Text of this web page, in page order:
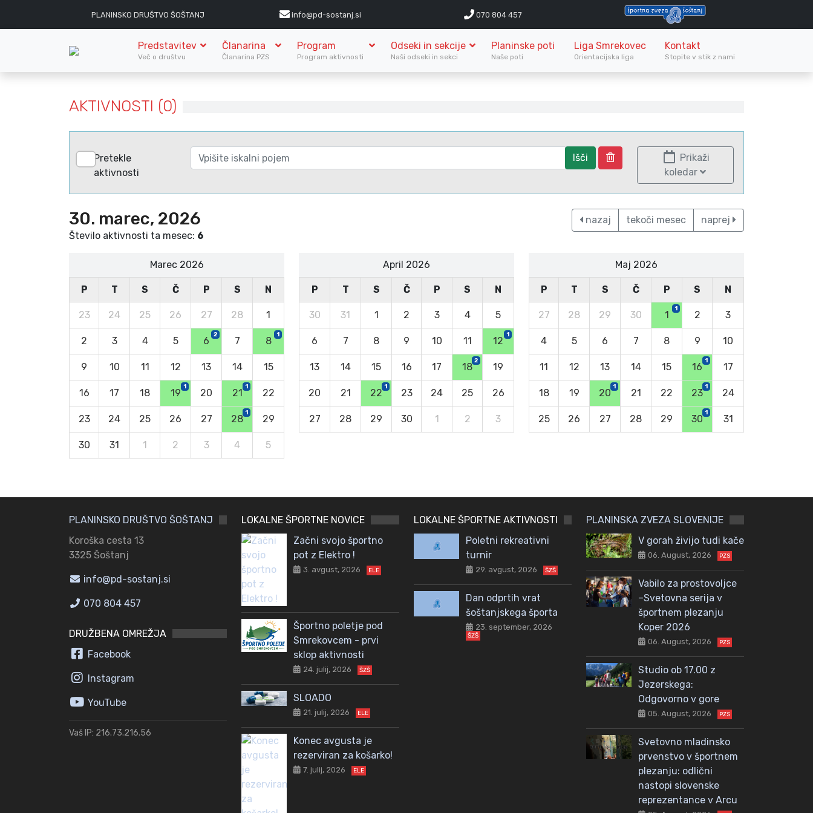
PLANINSKO DRUŠTVO ŠOŠTANJ info@pd-sostanj.si 070 804 457
Predstavitev
Več o društvu
Članarina
Članarina PZS
Program
Program aktivnosti
Odseki in sekcije
Naši odseki in sekci
Planinske poti
Naše poti
Liga Smrekovec
Orientacijska liga
Kontakt
Stopite v stik z nami
AKTIVNOSTI (0)
Pretekle
aktivnosti
Išči
Prikaži
koledar
30. marec, 2026
Število aktivnosti ta mesec: 6
nazaj tekoči mesec naprej
Marec 2026
P T S Č P S N
23 24 25 26 27 28 1
2 3 4 5 6
2
7 8
1
9 10 11 12 13 14 15
16 17 18 19
1
20 21
1
22
23 24 25 26 27 28
1
29
30 31 1 2 3 4 5
April 2026
P T S Č P S N
30 31 1 2 3 4 5
6 7 8 9 10 11 12
1
13 14 15 16 17 18
2
19
20 21 22
1
23 24 25 26
27 28 29 30 1 2 3
Maj 2026
P T S Č P S N
27 28 29 30 1
1
2 3
4 5 6 7 8 9 10
11 12 13 14 15 16
1
17
18 19 20
1
21 22 23
1
24
25 26 27 28 29 30
1
31
PLANINSKO DRUŠTVO ŠOŠTANJ
Koroška cesta 13
3325 Šoštanj
info@pd-sostanj.si
070 804 457
DRUŽBENA OMREŽJA
Facebook
Instagram
YouTube
Vaš IP: 216.73.216.56
LOKALNE ŠPORTNE NOVICE
Začni svojo športno
pot z Elektro !
3. avgust, 2026 ELE
Športno poletje pod
Smrekovcem - prvi
sklop aktivnosti
24. julij, 2026 ŠZŠ
SLOADO
21. julij, 2026 ELE
Konec avgusta je
rezerviran za košarko!
7. julij, 2026 ELE
LOKALNE ŠPORTNE AKTIVNOSTI
Poletni rekreativni
turnir
29. avgust, 2026 ŠZŠ
Dan odprtih vrat
šoštanjskega športa
23. september, 2026
ŠZŠ
PLANINSKA ZVEZA SLOVENIJE
V gorah živijo tudi kače
06. August, 2026 PZS
Vabilo za prostovoljce
–Svetovna serija v
športnem plezanju
Koper 2026
06. August, 2026 PZS
Studio ob 17.00 z
Jezerskega:
Odgovorno v gore
05. August, 2026 PZS
Svetovno mladinsko
prvenstvo v športnem
plezanju: odlični
nastopi slovenske
reprezentance v Arcu